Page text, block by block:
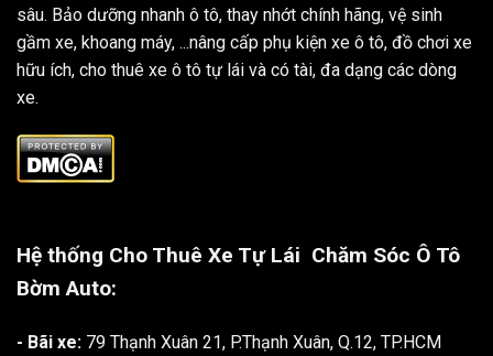
sâu. Bảo dưỡng nhanh ô tô, thay nhớt chính hãng, vệ sinh
gầm xe, khoang máy, ...nâng cấp phụ kiện xe ô tô, đồ chơi xe
hữu ích, cho thuê xe ô tô tự lái và có tài, đa dạng các dòng
xe.
Hệ thống Cho Thuê Xe Tự Lái Chăm Sóc Ô Tô
Bờm Auto:
- Bãi xe: 79 Thạnh Xuân 21, P.Thạnh Xuân, Q.12, TP.HCM